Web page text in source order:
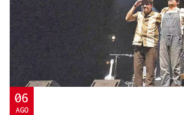
BIOGRAFÍAS
Jesusa Prado López, la fuerza
iluminó La Habana
06
AGO